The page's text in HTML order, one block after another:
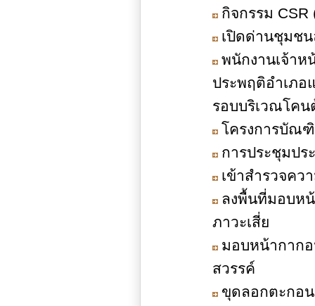
กิจกรรม CSR
เปิดด่านชุมช
พนักงานเจ้าห
ประพฤติอำเภ
รอบบริเวณโคน
โครงการบัณ
การประชุมป
เข้าสำรวจคว
ลงพื้นที่มอบหน้
ภาวะเสี่ย
มอบหน้ากาก
สวรรค์
ขุดลอกตะกอ